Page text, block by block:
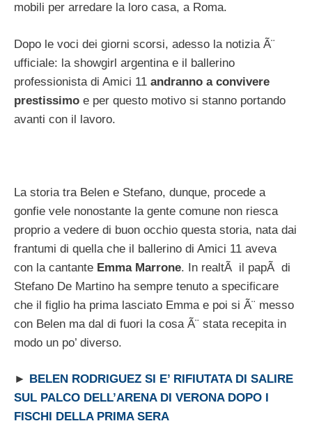
mobili per arredare la loro casa, a Roma.
Dopo le voci dei giorni scorsi, adesso la notizia Ã¨
ufficiale: la showgirl argentina e il ballerino
professionista di Amici 11 andranno a convivere
prestissimo e per questo motivo si stanno portando
avanti con il lavoro.
La storia tra Belen e Stefano, dunque, procede a
gonfie vele nonostante la gente comune non riesca
proprio a vedere di buon occhio questa storia, nata dai
frantumi di quella che il ballerino di Amici 11 aveva
con la cantante Emma Marrone. In realtÃ il papÃ di
Stefano De Martino ha sempre tenuto a specificare
che il figlio ha prima lasciato Emma e poi si Ã¨ messo
con Belen ma dal di fuori la cosa Ã¨ stata recepita in
modo un po’ diverso.
►
BELEN RODRIGUEZ SI E’ RIFIUTATA DI SALIRE
SUL PALCO DELL’ARENA DI VERONA DOPO I
FISCHI DELLA PRIMA SERA